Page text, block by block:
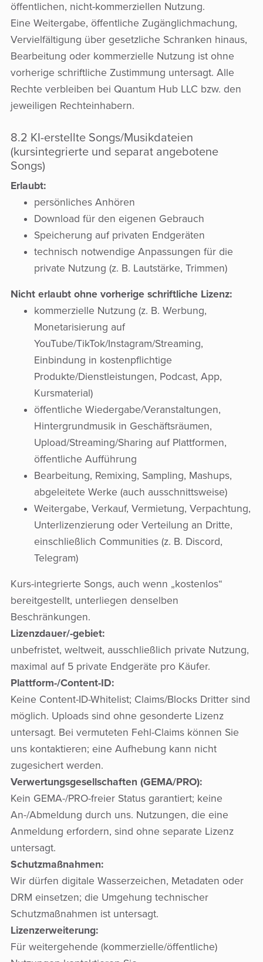
öffentlichen, nicht-kommerziellen Nutzung.
Eine Weitergabe, öffentliche Zugänglichmachung,
Vervielfältigung über gesetzliche Schranken hinaus,
Bearbeitung oder kommerzielle Nutzung ist ohne
vorherige schriftliche Zustimmung untersagt. Alle
Rechte verbleiben bei Quantum Hub LLC bzw. den
jeweiligen Rechteinhabern.
8.2 KI-erstellte Songs/Musikdateien
(kursintegrierte und separat angebotene
Songs)
Erlaubt:
persönliches Anhören
Download für den eigenen Gebrauch
Speicherung auf privaten Endgeräten
technisch notwendige Anpassungen für die
private Nutzung (z. B. Lautstärke, Trimmen)
Nicht erlaubt ohne vorherige schriftliche Lizenz:
kommerzielle Nutzung (z. B. Werbung,
Monetarisierung auf
YouTube/TikTok/Instagram/Streaming,
Einbindung in kostenpflichtige
Produkte/Dienstleistungen, Podcast, App,
Kursmaterial)
öffentliche Wiedergabe/Veranstaltungen,
Hintergrundmusik in Geschäftsräumen,
Upload/Streaming/Sharing auf Plattformen,
öffentliche Aufführung
Bearbeitung, Remixing, Sampling, Mashups,
abgeleitete Werke (auch ausschnittsweise)
Weitergabe, Verkauf, Vermietung, Verpachtung,
Unterlizenzierung oder Verteilung an Dritte,
einschließlich Communities (z. B. Discord,
Telegram)
Kurs-integrierte Songs, auch wenn „kostenlos“
bereitgestellt, unterliegen denselben
Beschränkungen.
Lizenzdauer/-gebiet:
unbefristet, weltweit, ausschließlich private Nutzung,
maximal auf 5 private Endgeräte pro Käufer.
Plattform-/Content-ID:
Keine Content-ID-Whitelist; Claims/Blocks Dritter sind
möglich. Uploads sind ohne gesonderte Lizenz
untersagt. Bei vermuteten Fehl-Claims können Sie
uns kontaktieren; eine Aufhebung kann nicht
zugesichert werden.
Verwertungsgesellschaften (GEMA/PRO):
Kein GEMA-/PRO-freier Status garantiert; keine
An-/Abmeldung durch uns. Nutzungen, die eine
Anmeldung erfordern, sind ohne separate Lizenz
untersagt.
Schutzmaßnahmen:
Wir dürfen digitale Wasserzeichen, Metadaten oder
DRM einsetzen; die Umgehung technischer
Schutzmaßnahmen ist untersagt.
Lizenzerweiterung:
Für weitergehende (kommerzielle/öffentliche)